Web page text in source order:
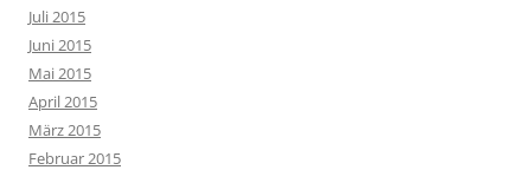
Juli 2015
Juni 2015
Mai 2015
April 2015
März 2015
Februar 2015